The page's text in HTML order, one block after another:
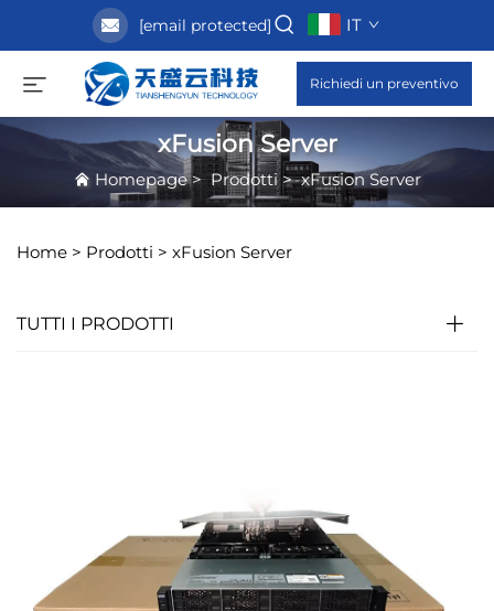
[email protected] IT
Richiedi un preventivo
xFusion Server
Homepage>Prodotti>xFusion Server
Home > Prodotti > xFusion Server
TUTTI I PRODOTTI